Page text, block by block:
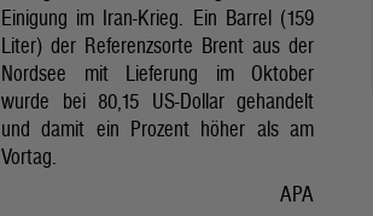
Einigung im Iran-Krieg. Ein Barrel (159
Liter) der Referenzsorte Brent aus der
Nordsee mit Lieferung im Oktober
wurde bei 80,15 US-Dollar gehandelt
und damit ein Prozent höher als am
Vortag.
APA